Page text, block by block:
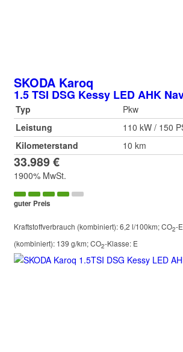
SKODA Karoq
1.5 TSI DSG Kessy LED AHK
Typ
Pkw
Leistung
110 kW / 150
Kilometerstand
10 km
33.989 €
1900% MwSt.
guter Preis
Kraftstoffverbrauch (kombiniert):6,2 l/100km;CO2-
(kombiniert): 139 g/km;CO2-Klasse: E